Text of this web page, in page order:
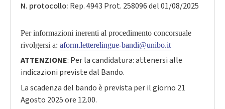
N. protocollo: Rep. 4943 Prot. 258096 del 01/08/2025
Per informazioni inerenti al procedimento concorsuale
rivolgersi a: aform.letterelingue-bandi@unibo.it
ATTENZIONE: Per la candidatura: attenersi alle
indicazioni previste dal Bando.
La scadenza del bando è prevista per il giorno 21
Agosto 2025 ore 12.00.